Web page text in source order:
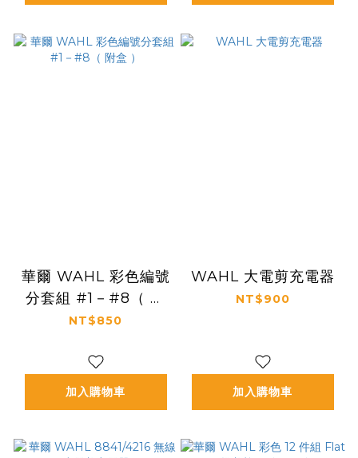
華爾 WAHL 彩色編號
分套組 #1－#8（ 附
盒 ）
NT$850
加入購物車
WAHL 大電剪充電器
NT$900
加入購物車